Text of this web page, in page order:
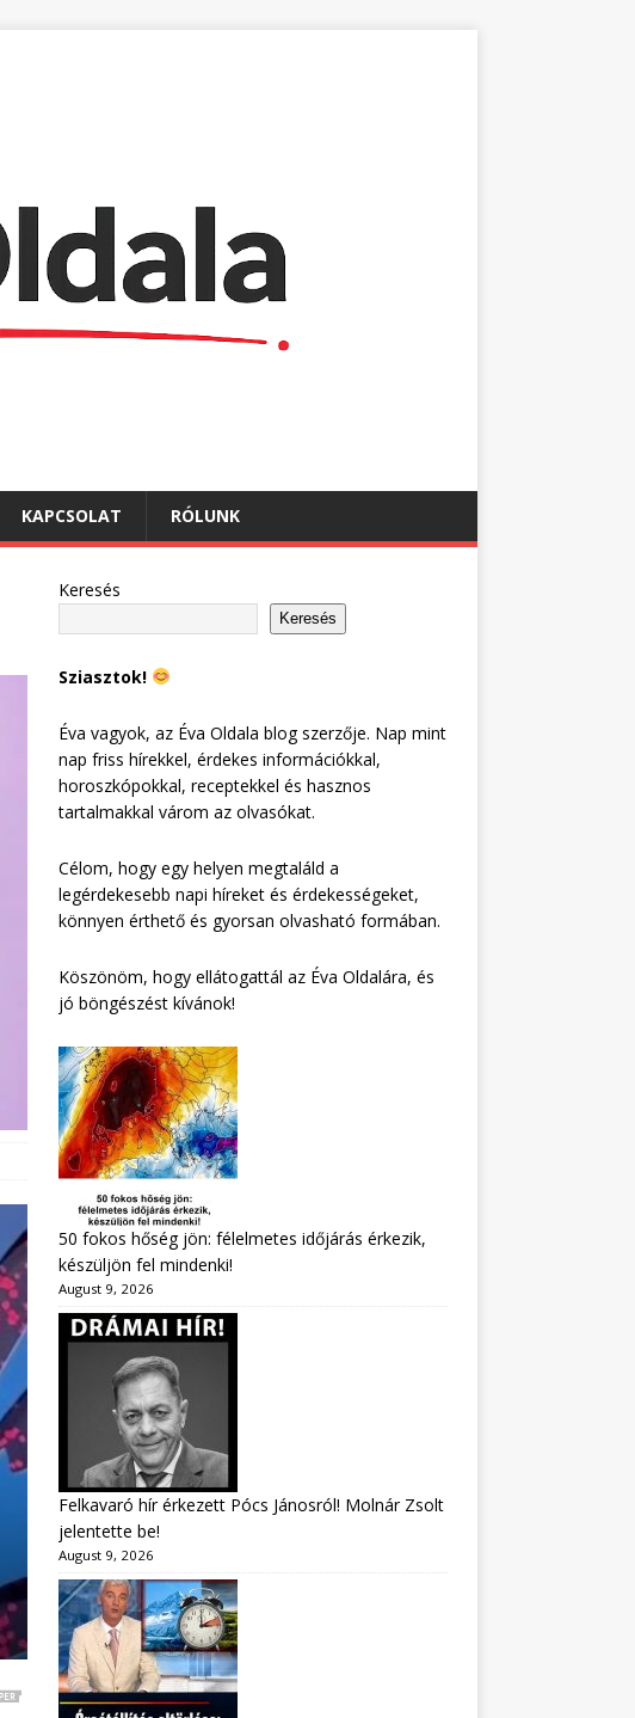
KAPCSOLAT RÓLUNK
Keresés
Keresés
Sziasztok!
Éva vagyok, az Éva Oldala blog szerzője. Nap mint
nap friss hírekkel, érdekes információkkal,
horoszkópokkal, receptekkel és hasznos
tartalmakkal várom az olvasókat.
Célom, hogy egy helyen megtaláld a
legérdekesebb napi híreket és érdekességeket,
könnyen érthető és gyorsan olvasható formában.
Köszönöm, hogy ellátogattál az Éva Oldalára, és
jó böngészést kívánok!
50 fokos hőség jön: félelmetes időjárás érkezik,
készüljön fel mindenki!
August 9, 2026
Felkavaró hír érkezett Pócs Jánosról! Molnár Zsolt
jelentette be!
August 9, 2026